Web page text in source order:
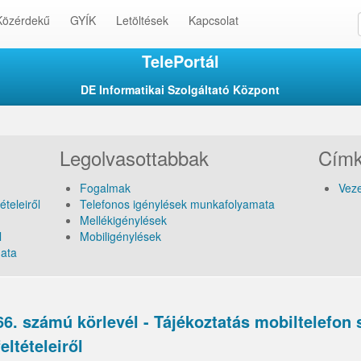
GYÍK Letöltések Kapcsolat
TelePortál
DE Informatikai Szolgáltató Központ
Legolvasottabbak
Fogalmak
Telefonos igénylések munkafolyamata
Mellékigénylések
Mobiligénylések
számú körlevél - Tájékoztatás mobiltelefon